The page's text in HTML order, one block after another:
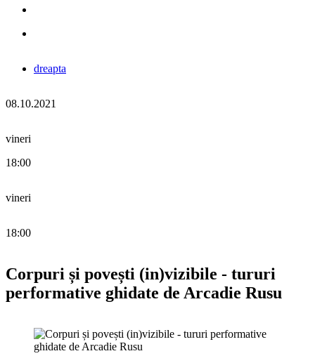
dreapta
08.10.2021
vineri
18:00
vineri
18:00
Corpuri și povești (in)vizibile - tururi
performative ghidate de Arcadie Rusu